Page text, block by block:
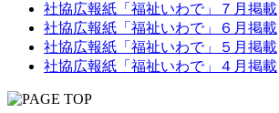
社協広報紙「福祉いわで」７月掲載
社協広報紙「福祉いわで」６月掲載
社協広報紙「福祉いわで」５月掲載
社協広報紙「福祉いわで」４月掲載